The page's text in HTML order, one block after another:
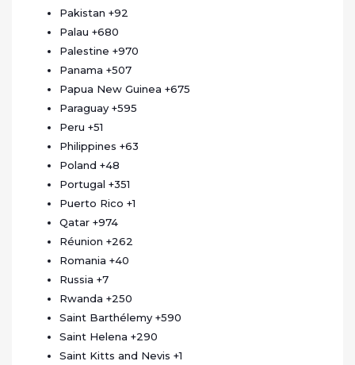
Pakistan +92
Palau +680
Palestine +970
Panama +507
Papua New Guinea +675
Paraguay +595
Peru +51
Philippines +63
Poland +48
Portugal +351
Puerto Rico +1
Qatar +974
Réunion +262
Romania +40
Russia +7
Rwanda +250
Saint Barthélemy +590
Saint Helena +290
Saint Kitts and Nevis +1